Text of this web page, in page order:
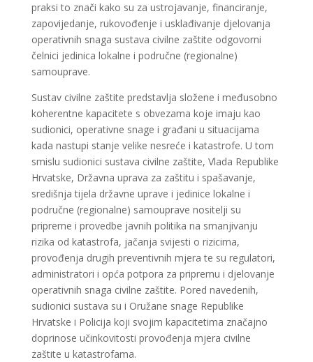
praksi to znači kako su za ustrojavanje, financiranje,
zapovijedanje, rukovođenje i usklađivanje djelovanja
operativnih snaga sustava civilne zaštite odgovorni
čelnici jedinica lokalne i područne (regionalne)
samouprave.
Sustav civilne zaštite predstavlja složene i međusobno
koherentne kapacitete s obvezama koje imaju kao
sudionici, operativne snage i građani u situacijama
kada nastupi stanje velike nesreće i katastrofe. U tom
smislu sudionici sustava civilne zaštite, Vlada Republike
Hrvatske, Državna uprava za zaštitu i spašavanje,
središnja tijela državne uprave i jedinice lokalne i
područne (regionalne) samouprave nositelji su
pripreme i provedbe javnih politika na smanjivanju
rizika od katastrofa, jačanja svijesti o rizicima,
provođenja drugih preventivnih mjera te su regulatori,
administratori i opća potpora za pripremu i djelovanje
operativnih snaga civilne zaštite. Pored navedenih,
sudionici sustava su i Oružane snage Republike
Hrvatske i Policija koji svojim kapacitetima značajno
doprinose učinkovitosti provođenja mjera civilne
zaštite u katastrofama.